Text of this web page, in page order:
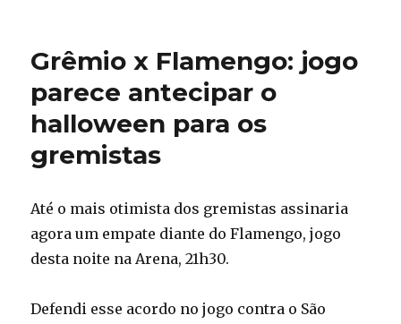
Grêmio x Flamengo: jogo
parece antecipar o
halloween para os
gremistas
Até o mais otimista dos gremistas assinaria
agora um empate diante do Flamengo, jogo
desta noite na Arena, 21h30.
Defendi esse acordo no jogo contra o São